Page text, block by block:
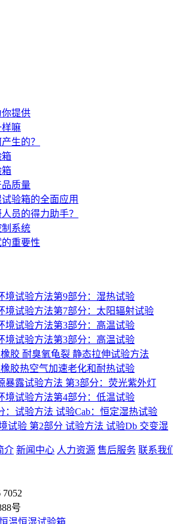
提供
嘛
生的？
箱
箱
质量
验箱的全面应用
员的得力助手？
系统
重要性
境试验方法第9部分：湿热试验
境试验方法第7部分：太阳辐射试验
境试验方法第3部分：高温试验
境试验方法第3部分：高温试验
胶 耐臭氧龟裂 静态拉伸试验方法
胶热空气加速老化和耐热试验
暴露试验方法 第3部分：荧光紫外灯
境试验方法第4部分：低温试验
：试验方法 试验Cab：恒定湿热试验
试验 第2部分 试验方法 试验Db 交变湿
介 新闻中心 人力资源 售后服务 联系我们
号